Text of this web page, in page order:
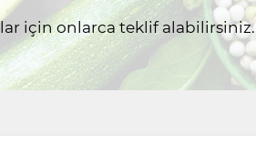
için onlarca teklif alabilirsiniz.